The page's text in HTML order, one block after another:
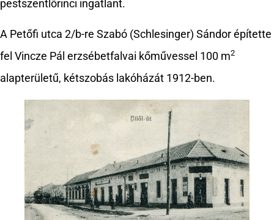
pestszentlőrinci ingatlant.
A Petőfi utca 2/b-re Szabó (Schlesinger) Sándor építette
fel Vincze Pál erzsébetfalvai kőművessel 100 m2
alapterületű, kétszobás lakóházát 1912-ben.